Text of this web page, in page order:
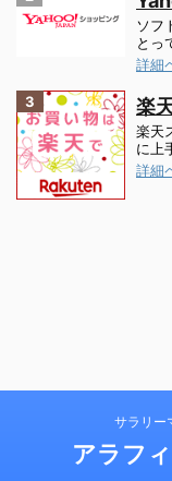
ソフ
とっ
詳細
3 楽
楽天
に上
詳細
サラリー
アラフ